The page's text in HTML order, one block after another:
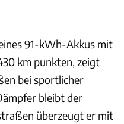
91-kWh-Akkus mit
km punkten, zeigt
bei sportlicher
bleibt der
überzeugt er mit